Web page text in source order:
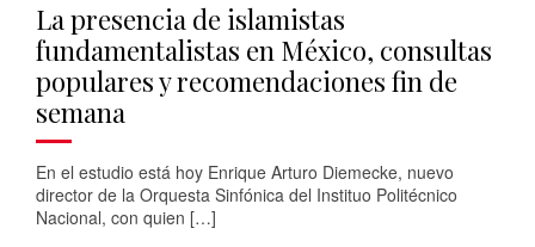
La presencia de islamistas
fundamentalistas en México, consultas
populares y recomendaciones fin de
semana
En el estudio está hoy Enrique Arturo Diemecke, nuevo
director de la Orquesta Sinfónica del Instituo Politécnico
Nacional, con quien […]